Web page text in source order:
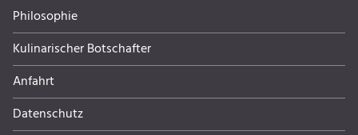
Philosophie
Kulinarischer Botschafter
Anfahrt
Datenschutz